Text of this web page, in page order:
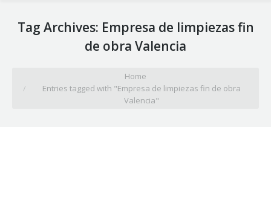
Tag Archives: Empresa de limpiezas fin
de obra Valencia
Home
Entries tagged with "Empresa de limpiezas fin de obra
Valencia"